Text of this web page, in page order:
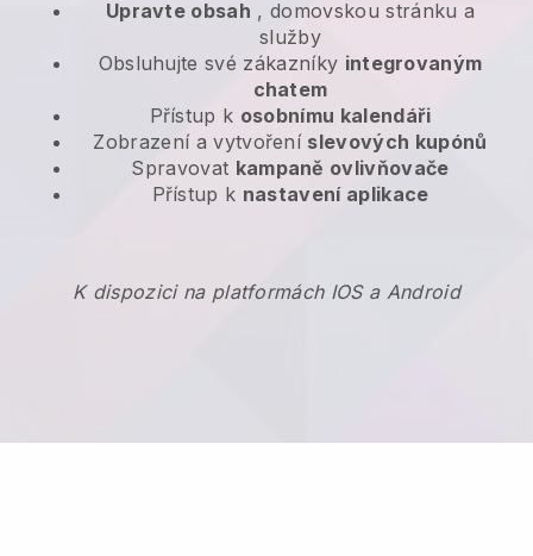
Upravte obsah , domovskou stránku a
služby
Obsluhujte své zákazníky integrovaným
chatem
Přístup k osobnímu kalendáři
Zobrazení a vytvoření slevových kupónů
Spravovat kampaně ovlivňovače
Přístup k nastavení aplikace
K dispozici na platformách IOS a Android